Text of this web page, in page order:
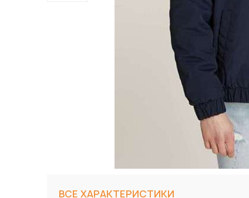
ВСЕ ХАРАКТЕРИСТИКИ